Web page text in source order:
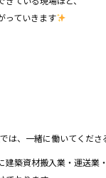
っていきます
は、一緒に働いてくださ
建築資材搬入業・運送業